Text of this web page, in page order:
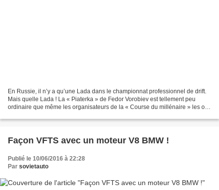
En Russie, il n’y a qu’une Lada dans le championnat professionnel de drift.
Mais quelle Lada ! La « Piaterka » de Fedor Vorobiev est tellement peu
ordinaire que même les organisateurs de la « Course du millénaire » les ont
Façon VFTS avec un moteur V8 BMW !
Publié le 10/06/2016 à 22:28
Par sovietauto